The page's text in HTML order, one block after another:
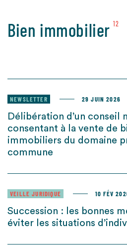
Bien immobilier 12
NEWSLETTER 29 JUIN 2026
Délibération d’un conseil
consentant à la vente de
immobiliers du domaine
commune
VEILLE JURIDIQUE 10 FÉV
Succession : les bonnes
éviter les situations